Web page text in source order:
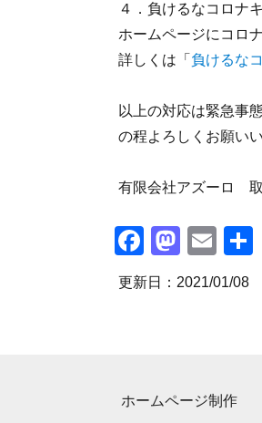
４．負けるなコロナ
ホームページにコロ
詳しくは「 負けるな
以上の対応は緊急事
の程よろしくお願い
有限会社アズーロ
Facebook
更新日：2021/01/08
ホームページ制作